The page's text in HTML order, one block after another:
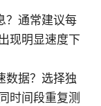
？通常建议每
现明显速度下
数据？选择独
时间段重复测